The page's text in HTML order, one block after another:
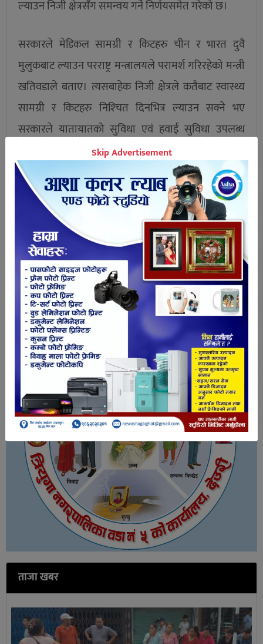
ल्याउन निजी क्षेत्रसँग समन्वय गर्ने निर्णयसमेत गरेको छ।
सरकारले मेडिकल सामग्री र किटहरु चीन र भारत दुवै
मुलुकबाट ल्याउन परराष्ट्र मन्त्रालयले परामर्श गरिरहेको मन्त्री
खतिवडाले बताए। त्यसबाहेक निजी क्षेत्रले कतैबाट स्वास्थ्य
सामग्री र किटहरु निश्‍चित दिनभित्र ल्याउन सक्ने भए
सरकारले यातायातको सुविधा एवं हवाई सुविधा उपलब्ध
गराउने निर्णय भएकोसमेत बताए।
तपाईको प्रतिक्रिया
ताजा खबर
Skip Advertisement